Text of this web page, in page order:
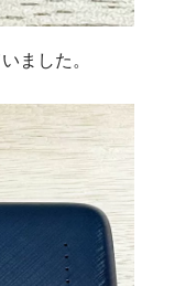
ました。